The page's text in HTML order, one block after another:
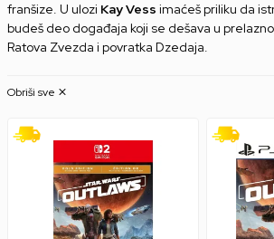
franšize. U ulozi Kay Vess imaćeš priliku da
budeš deo događaja koji se dešava u
Ratova Zvezda i povratka Dzedaja.
Obriši sve